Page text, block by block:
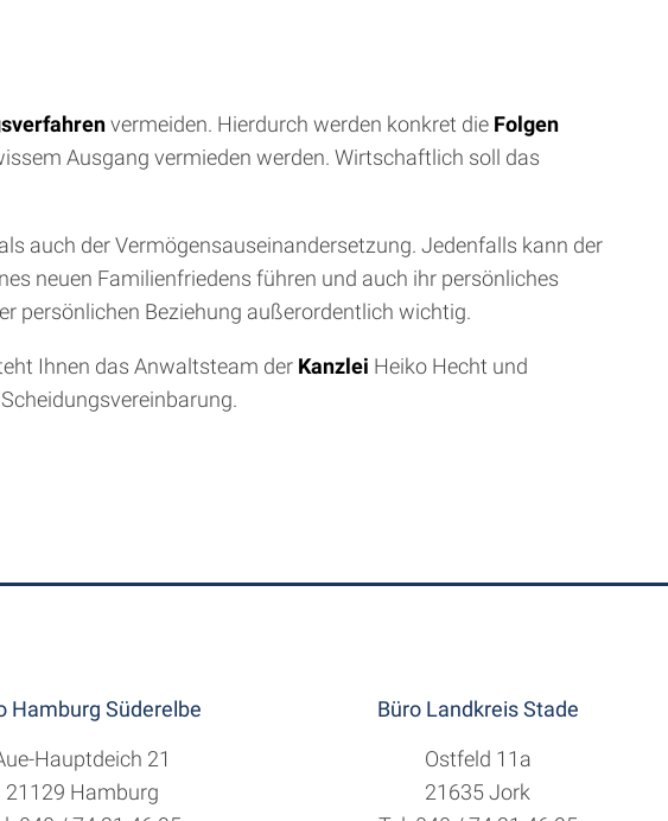
vermeiden. Hierdurch werden konkret die Folgen
Ausgang vermieden werden. Wirtschaftlich soll das
auch der Vermögensauseinandersetzung. Jedenfalls kann der
neuen Familienfriedens führen und auch ihr persönliches
persönlichen Beziehung außerordentlich wichtig.
Ihnen das Anwaltsteam der Kanzlei Heiko Hecht und
Hamburg Süderelbe
Hauptdeich 21
21129 Hamburg
Büro Landkreis Stade
Ostfeld 11a
21635 Jork